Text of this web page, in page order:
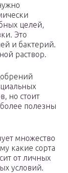
целей,
Это
и бактерий.
раствор.
но стоит
полезны
множество
какие сорта
от личных
условий.